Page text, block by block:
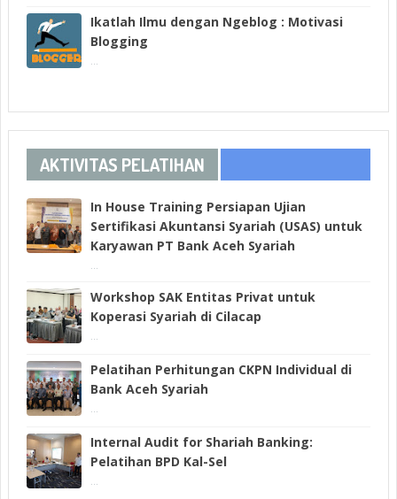
Ikatlah Ilmu dengan Ngeblog : Motivasi
Blogging
AKTIVITAS PELATIHAN
In House Training Persiapan Ujian
Sertifikasi Akuntansi Syariah (USAS) untuk
Karyawan PT Bank Aceh Syariah
Workshop SAK Entitas Privat untuk
Koperasi Syariah di Cilacap
Pelatihan Perhitungan CKPN Individual di
Bank Aceh Syariah
Internal Audit for Shariah Banking:
Pelatihan BPD Kal-Sel